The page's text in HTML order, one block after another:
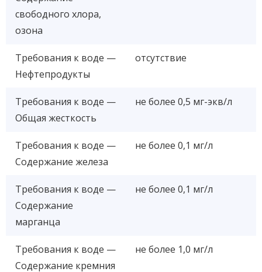
свободного хлора,
озона
Требования к воде —
Нефтепродукты
отсутствие
Требования к воде —
Общая жесткость
не более 0,5 мг-экв/л
Требования к воде —
Содержание железа
не более 0,1 мг/л
Требования к воде —
Содержание
марганца
не более 0,1 мг/л
Требования к воде —
Содержание кремния
не более 1,0 мг/л